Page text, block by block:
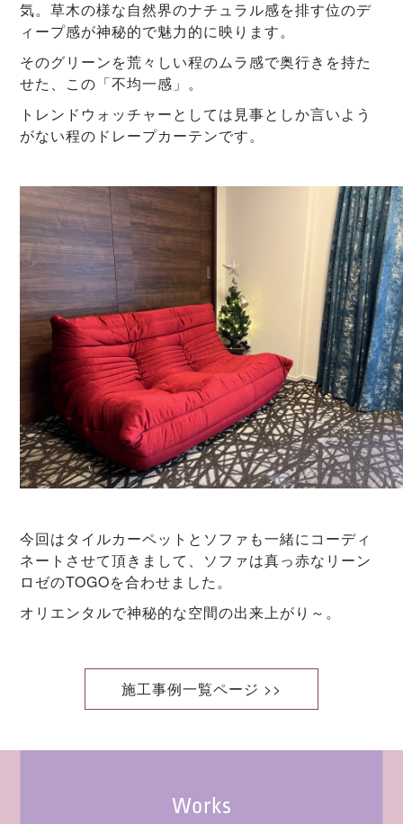
気。草木の様な自然界のナチュラル感を排す位のデ
ィープ感が神秘的で魅力的に映ります。
そのグリーンを荒々しい程のムラ感で奥行きを持た
せた、この「不均一感」。
トレンドウォッチャーとしては見事としか言いよう
がない程のドレープカーテンです。
今回はタイルカーペットとソファも一緒にコーディ
ネートさせて頂きまして、ソファは真っ赤なリーン
ロゼのTOGOを合わせました。
オリエンタルで神秘的な空間の出来上がり～。
施工事例一覧ページ >>
Works